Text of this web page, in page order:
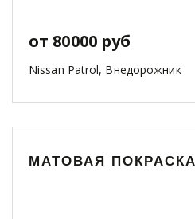
от 80000 руб
Nissan Patrol, Внедорожник
МАТОВАЯ